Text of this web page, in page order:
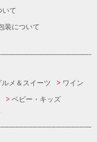
いて
装について
メ＆スイーツ
ワイン
ベビー・キッズ